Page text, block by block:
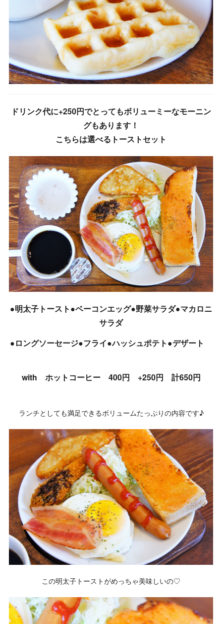
ドリンク代に+250円でとってもボリューミーなモーニン
グもあります！
こちらは選べるトーストセット
●明太子トースト●ベーコンエッグ●野菜サラダ●マカロニ
サラダ
●ロングソーセージ●フライ●ハッシュポテト●デザート
with ホットコーヒー 400円 +250円 計650円
ランチとしても満足できるボリュームたっぷりの内容です♪
この明太子トーストがめっちゃ美味しいの♡